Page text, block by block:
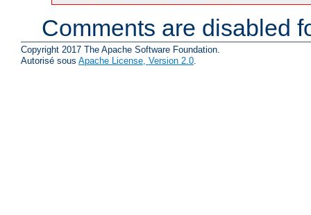
Comments are disabled
Copyright 2017 The Apache Software Foundation.
Autorisé sous Apache License, Version 2.0